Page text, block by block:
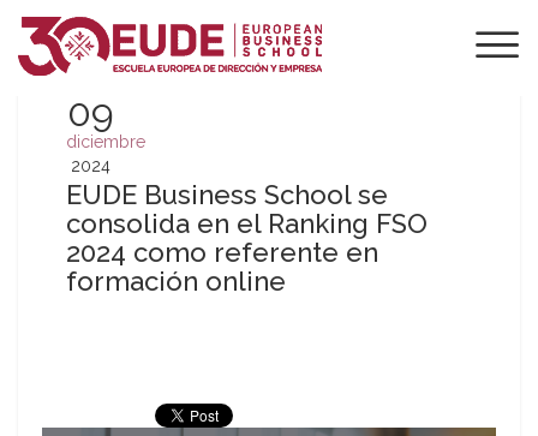
09
diciembre
2024
EUDE Business School se
consolida en el Ranking FSO
2024 como referente en
formación online